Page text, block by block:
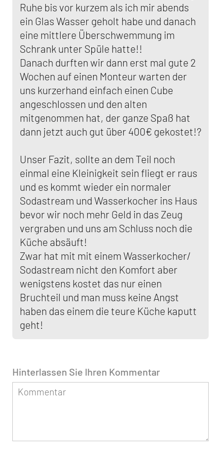
Ruhe bis vor kurzem als ich mir abends
ein Glas Wasser geholt habe und danach
eine mittlere Überschwemmung im
Schrank unter Spüle hatte!!
Danach durften wir dann erst mal gute 2
Wochen auf einen Monteur warten der
uns kurzerhand einfach einen Cube
angeschlossen und den alten
mitgenommen hat, der ganze Spaß hat
dann jetzt auch gut über 400€ gekostet!?
Unser Fazit, sollte an dem Teil noch
einmal eine Kleinigkeit sein fliegt er raus
und es kommt wieder ein normaler
Sodastream und Wasserkocher ins Haus
bevor wir noch mehr Geld in das Zeug
vergraben und uns am Schluss noch die
Küche absäuft!
Zwar hat mit mit einem Wasserkocher/
Sodastream nicht den Komfort aber
wenigstens kostet das nur einen
Bruchteil und man muss keine Angst
haben das einem die teure Küche kaputt
geht!
Hinterlassen Sie Ihren Kommentar